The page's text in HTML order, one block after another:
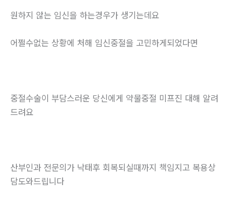
원하지 않는 임신을 하는경우가 생기는데요
어쩔수없는 상황에 처해 임신중절을 고민하게되었다면
중절수술이 부담스러운 당신에게 약물중절 미프진 대해 알려
드려요
산부인과 전문의가 낙태후 회복되실때까지 책임지고 복용상
담도와드립니다